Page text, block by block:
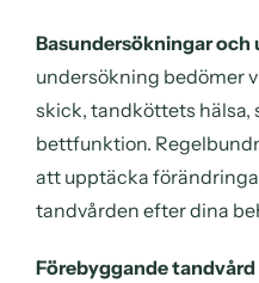
Basundersökningar och
undersökning bedömer
skick, tandköttets hälsa,
bettfunktion.
att upptäcka
tandvården efter dina
Förebyggande tandvård